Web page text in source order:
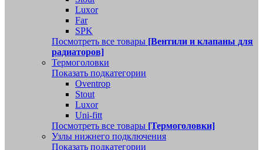
Luxor
Far
SPK
Посмотреть все товары [Вентили и клапаны для
радиаторов]
Термоголовки
Показать подкатегории
Oventrop
Stout
Luxor
Uni-fitt
Посмотреть все товары [Термоголовки]
Узлы нижнего подключения
Показать подкатегории